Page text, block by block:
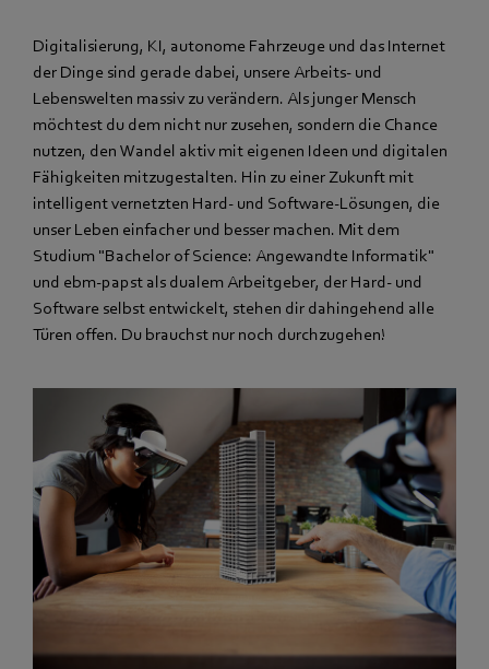
Digitalisierung, KI, autonome Fahrzeuge und das Internet
der Dinge sind gerade dabei, unsere Arbeits- und
Lebenswelten massiv zu verändern. Als junger Mensch
möchtest du dem nicht nur zusehen, sondern die Chance
nutzen, den Wandel aktiv mit eigenen Ideen und digitalen
Fähigkeiten mitzugestalten. Hin zu einer Zukunft mit
intelligent vernetzten Hard- und Software-Lösungen, die
unser Leben einfacher und besser machen. Mit dem
Studium "Bachelor of Science: Angewandte Informatik"
und ebm‑papst als dualem Arbeitgeber, der Hard- und
Software selbst entwickelt, stehen dir dahingehend alle
Türen offen. Du brauchst nur noch durchzugehen!